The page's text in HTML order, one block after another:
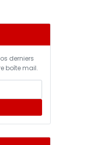
derniers
boîte mail.